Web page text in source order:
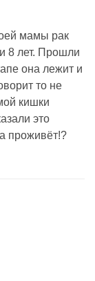
мамы рак
8 лет. Прошли
она лежит и
то не
кишки
это
проживёт!?